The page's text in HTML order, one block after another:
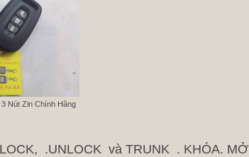
Nút Zin Chính Hãng
.UNLOCK và TRUNK . KHÓA. MỞ